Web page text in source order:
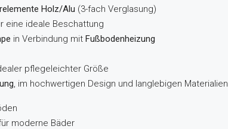
Holz/Alu (3-fach Verglasung)
eine ideale Beschattung
in Verbindung mit Fußbodenheizung
pflegeleichter Größe
, im hochwertigen Design und langlebigen Materialien
moderne Bäder